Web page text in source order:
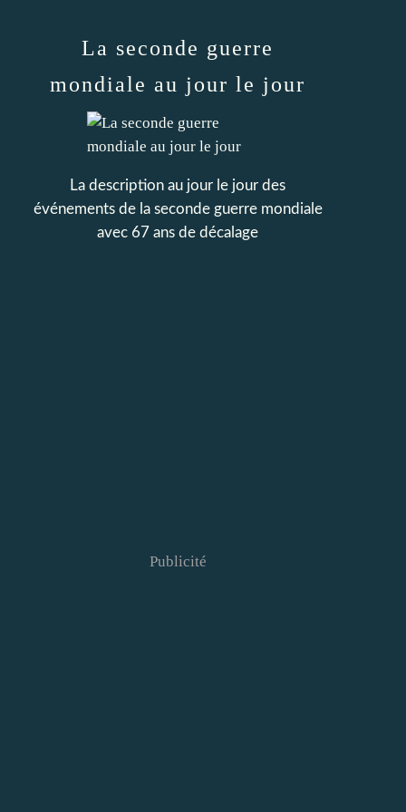
La seconde guerre
mondiale au jour le jour
La description au jour le jour des
événements de la seconde guerre mondiale
avec 67 ans de décalage
Publicité